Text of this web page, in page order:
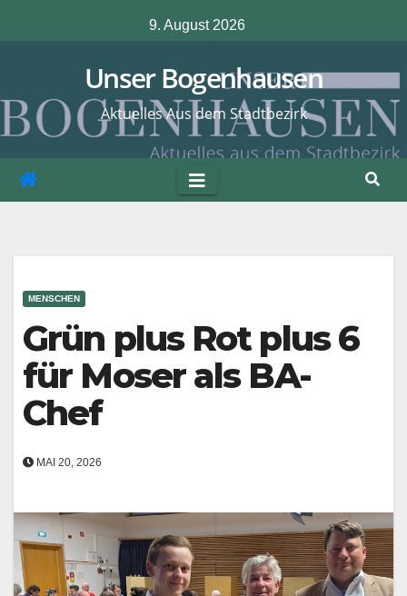
Inhalt
9. August 2026
Unser Bogenhausen
Aktuelles Aus dem Stadtbezirk
MENSCHEN
Grün plus Rot plus 6
für Moser als BA-
Chef
MAI 20, 2026